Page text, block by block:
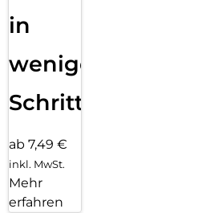
in
wenigen
Schritten
ab 7,49 €
inkl. MwSt.
Mehr
erfahren